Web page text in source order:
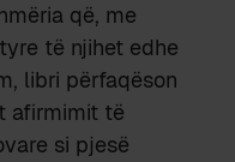
që, me
të njihet edhe
libri përfaqëson
afirmimit të
si pjesë